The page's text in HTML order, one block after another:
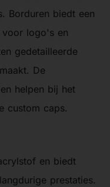
Borduren biedt een
voor logo's en
gedetailleerde
De
helpen bij het
custom caps.
en biedt
prestaties.